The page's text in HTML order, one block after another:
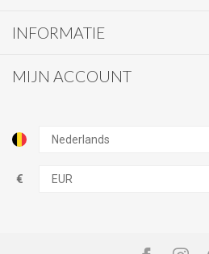
INFORMATIE
MIJN ACCOUNT
€